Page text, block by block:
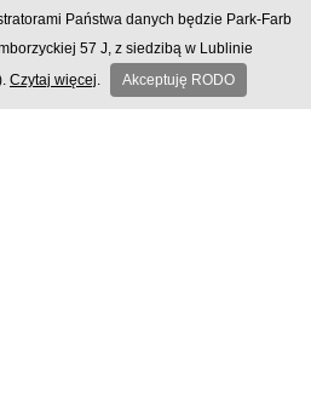
Państwa danych będzie Park-Farb
57 J, z siedzibą w Lublinie
Czytaj więcej. Akceptuję RODO